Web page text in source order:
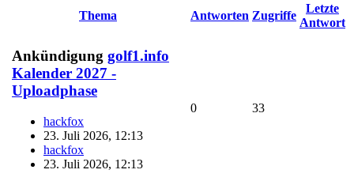
Thema Antworten Zugriffe
Letzte
Antwort
Ankündigung golf1.info
Kalender 2027 -
Uploadphase
hackfox
23. Juli 2026, 12:13
hackfox
23. Juli 2026, 12:13
0 33